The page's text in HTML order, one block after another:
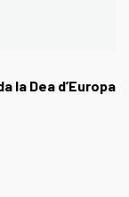
la Dea d’Europa